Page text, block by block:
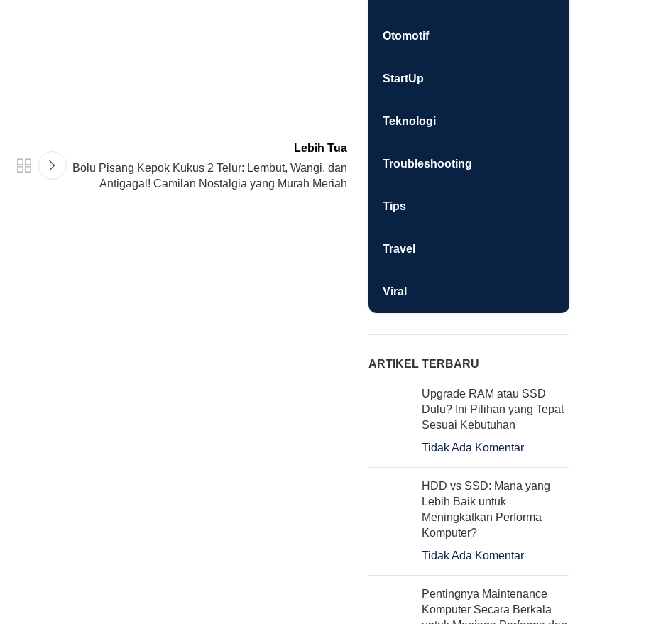
Lebih Tua
Bolu Pisang Kepok Kukus 2 Telur: Lembut, Wangi, dan
Antigagal! Camilan Nostalgia yang Murah Meriah
Otomotif
StartUp
Teknologi
Troubleshooting
Tips
Travel
Viral
ARTIKEL TERBARU
Upgrade RAM atau SSD
Dulu? Ini Pilihan yang Tepat
Sesuai Kebutuhan
Tidak Ada Komentar
HDD vs SSD: Mana yang
Lebih Baik untuk
Meningkatkan Performa
Komputer?
Tidak Ada Komentar
Pentingnya Maintenance
Komputer Secara Berkala